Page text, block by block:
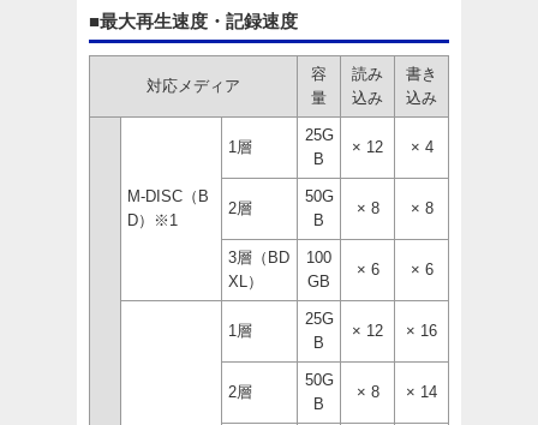
■最大再生速度・記録速度
対応メディア
容
量
読み
込み
書き
込み
M-DISC（B
D）※1
1層
25G
B
× 12 × 4
2層
50G
B
× 8 × 8
3層（BD
XL）
100
GB
× 6 × 6
1層
25G
B
× 12 × 16
2層
50G
B
× 8 × 14